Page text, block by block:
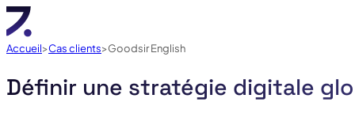
Accueil Cas clients Goodsir English
Définir une stratégie digitale